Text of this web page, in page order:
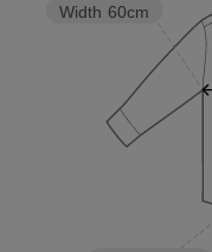
Width 60cm